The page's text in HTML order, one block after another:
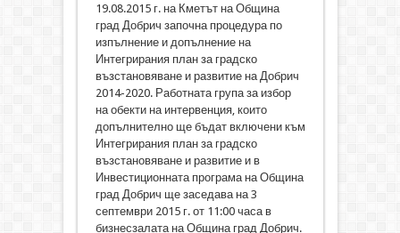
19.08.2015 г. на Кметът на Община
град Добрич започна процедура по
изпълнение и допълнение на
Интегрирания план за градско
възстановяване и развитие на Добрич
2014-2020. Работната група за избор
на обекти на интервенция, които
допълнително ще бъдат включени към
Интегрирания план за градско
възстановяване и развитие и в
Инвестиционната програма на Община
град Добрич ще заседава на 3
септември 2015 г. от 11:00 часа в
бизнесзалата на Община град Добрич.